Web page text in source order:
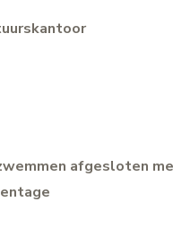
afgesloten